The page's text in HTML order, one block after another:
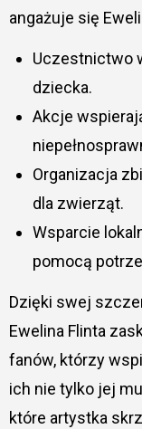
angażuje się
Uczestnictwo
dziecka.
Akcje
Organizacja
dla zwierząt.
Wsparcie
pomocą
Dzięki swej
Ewelina Flinta
fanów, którzy
ich nie tylko jej
które artystka